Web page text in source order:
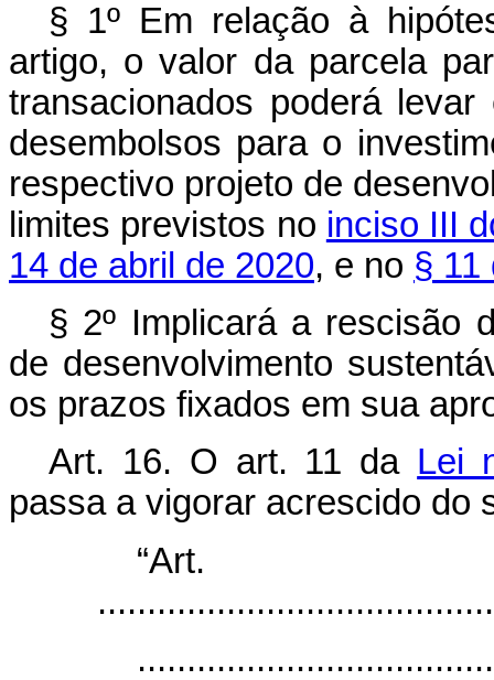
§ 1º Em relação à
artigo, o valor da parcela
transacionados poderá
desembolsos para o
respectivo projeto de
limites previstos no inciso III
14 de abril de 2020, e no § 11
§ 2º Implicará a rescisão
de desenvolvimento
os prazos fixados em sua
Art. 16. O art. 11 da Lei
passa a vigorar acrescido do